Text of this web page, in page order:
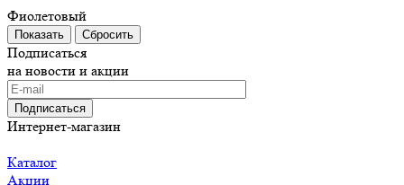
Фиолетовый
Сбросить
Подписаться
на новости и акции
Подписаться
Интернет-магазин
Каталог
Акции